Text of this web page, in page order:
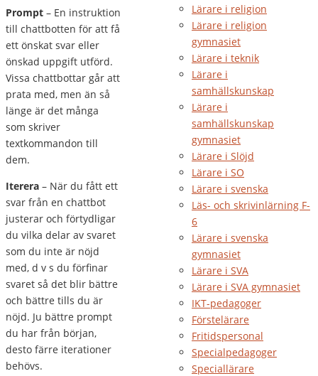
Prompt – En instruktion
till chattbotten för att få
ett önskat svar eller
önskad uppgift utförd.
Vissa chattbottar går att
prata med, men än så
länge är det många
som skriver
textkommandon till
dem.
Iterera – När du fått ett
svar från en chattbot
justerar och förtydligar
du vilka delar av svaret
som du inte är nöjd
med, d v s du förfinar
svaret så det blir bättre
och bättre tills du är
nöjd. Ju bättre prompt
du har från början,
desto färre iterationer
behövs.
Lärare i religion
Lärare i religion
gymnasiet
Lärare i teknik
Lärare i
samhällskunskap
Lärare i
samhällskunskap
gymnasiet
Lärare i Slöjd
Lärare i SO
Lärare i svenska
Läs- och skrivinlärning F-
6
Lärare i svenska
gymnasiet
Lärare i SVA
Lärare i SVA gymnasiet
IKT-pedagoger
Förstelärare
Fritidspersonal
Specialpedagoger
Speciallärare